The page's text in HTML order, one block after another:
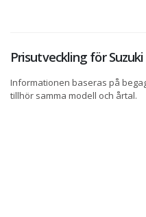
Prisutveckling för
Informationen baseras på
tillhör samma modell och årtal.